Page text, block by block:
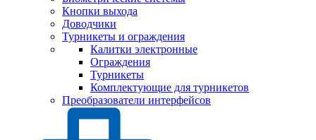
Кнопки выхода
Доводчики
Турникеты и ограждения
Калитки электронные
Ограждения
Турникеты
Комплектующие для турникетов
Преобразователи интерфейсов